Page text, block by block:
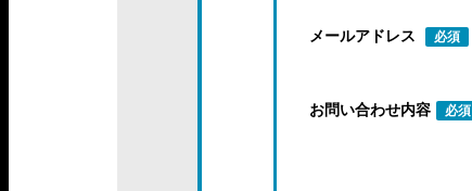
メールアドレス 必須
お問い合わせ内容 必須